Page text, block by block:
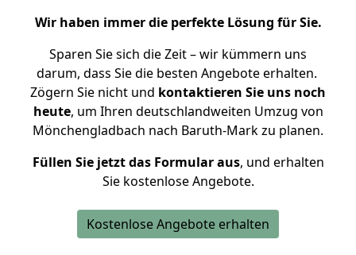
Wir haben immer die perfekte Lösung für Sie.
Sparen Sie sich die Zeit – wir kümmern uns
darum, dass Sie die besten Angebote erhalten.
Zögern Sie nicht und kontaktieren Sie uns noch
heute, um Ihren deutschlandweiten Umzug von
Mönchengladbach nach Baruth-Mark zu planen.
Füllen Sie jetzt das Formular aus, und erhalten
Sie kostenlose Angebote.
Kostenlose Angebote erhalten